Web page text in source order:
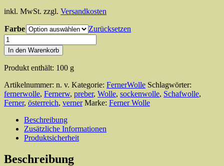
inkl. MwSt. zzgl. Versandkosten
Farbe
Zurücksetzen
Ferners'
Preber
3fach
Wolle
In den Warenkorb
Produkt enthält: 100 g
Artikelnummer: n. v. Kategorie: FernerWolle Schlagwörter:
fernerwolle, Fernerw, preber, Wolle, sockenwolle, Schafwolle,
Ferner, österreich, verner Marke: Ferner Wolle
Beschreibung
Zusätzliche Informationen
Produktsicherheit
Beschreibung